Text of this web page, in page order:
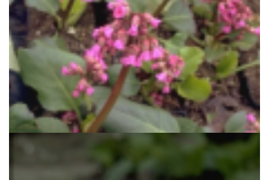
Schoenlappersplant
Bergenia 'Morgenr?te'